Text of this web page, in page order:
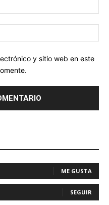
y sitio web en este
ME GUSTA
SEGUIR